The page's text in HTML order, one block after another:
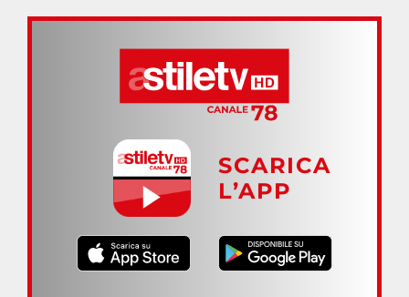
SCARICA
L’APP